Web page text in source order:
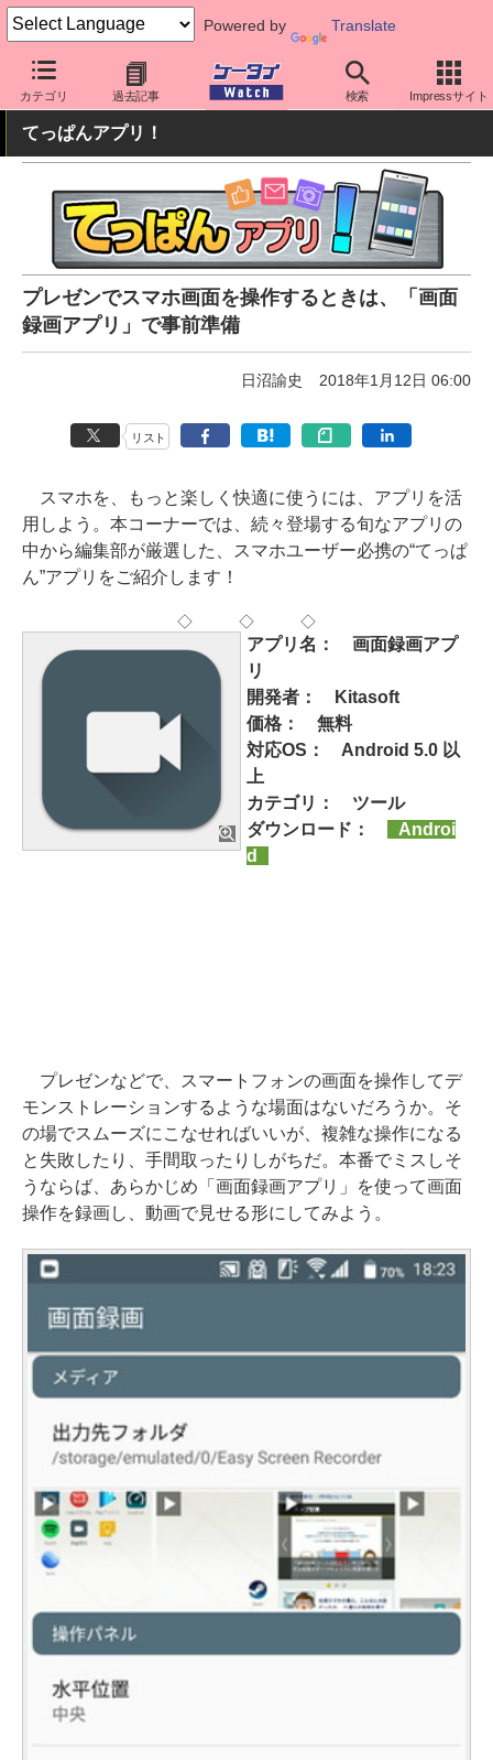
Powered by Translate
カテゴリ 過去記事 検索 Impressサイト
ケータイ Watch OS Android アプリ・サービス
てっぱんアプリ！
プレゼンでスマホ画面を操作するときは、「画面
録画アプリ」で事前準備
日沼諭史 2018年1月12日 06:00
リスト
スマホを、もっと楽しく快適に使うには、アプリを活
用しよう。本コーナーでは、続々登場する旬なアプリの
中から編集部が厳選した、スマホユーザー必携の“てっぱ
ん”アプリをご紹介します！
◇ ◇ ◇
アプリ名： 画面録画アプ
リ
開発者： Kitasoft
価格： 無料
対応OS： Android 5.0 以
上
カテゴリ： ツール
ダウンロード：
Androi
d
プレゼンなどで、スマートフォンの画面を操作してデ
モンストレーションするような場面はないだろうか。そ
の場でスムーズにこなせればいいが、複雑な操作になる
と失敗したり、手間取ったりしがちだ。本番でミスしそ
うならば、あらかじめ「画面録画アプリ」を使って画面
操作を録画し、動画で見せる形にしてみよう。